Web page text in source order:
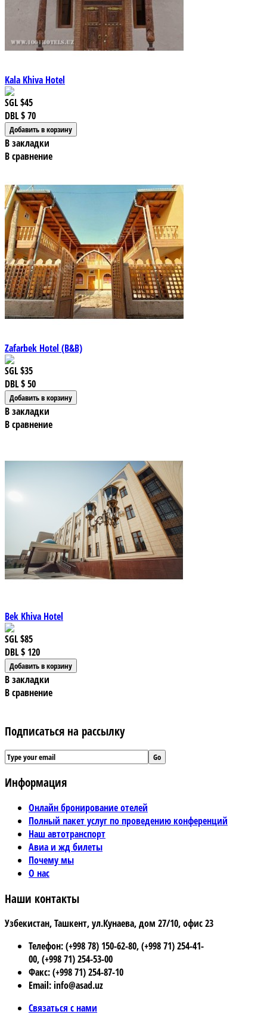
Kala Khiva Hotel
SGL$45
DBL$ 70
В закладки
В сравнение
Zafarbek Hotel (B&B)
SGL$35
DBL$ 50
В закладки
В сравнение
Bek Khiva Hotel
SGL$85
DBL$ 120
В закладки
В сравнение
Подписаться на рассылку
Информация
Онлайн бронирование отелей
Полный пакет услуг по проведению конференций
Наш автотранспорт
Авиа и жд билеты
Почему мы
О нас
Наши контакты
Узбекистан, Ташкент, ул.Кунаева, дом 27/10, офис 23
Телефон: (+998 78) 150-62-80, (+998 71) 254-41-
00, (+998 71) 254-53-00
Факс: (+998 71) 254-87-10
Email: info@asad.uz
Связаться с нами